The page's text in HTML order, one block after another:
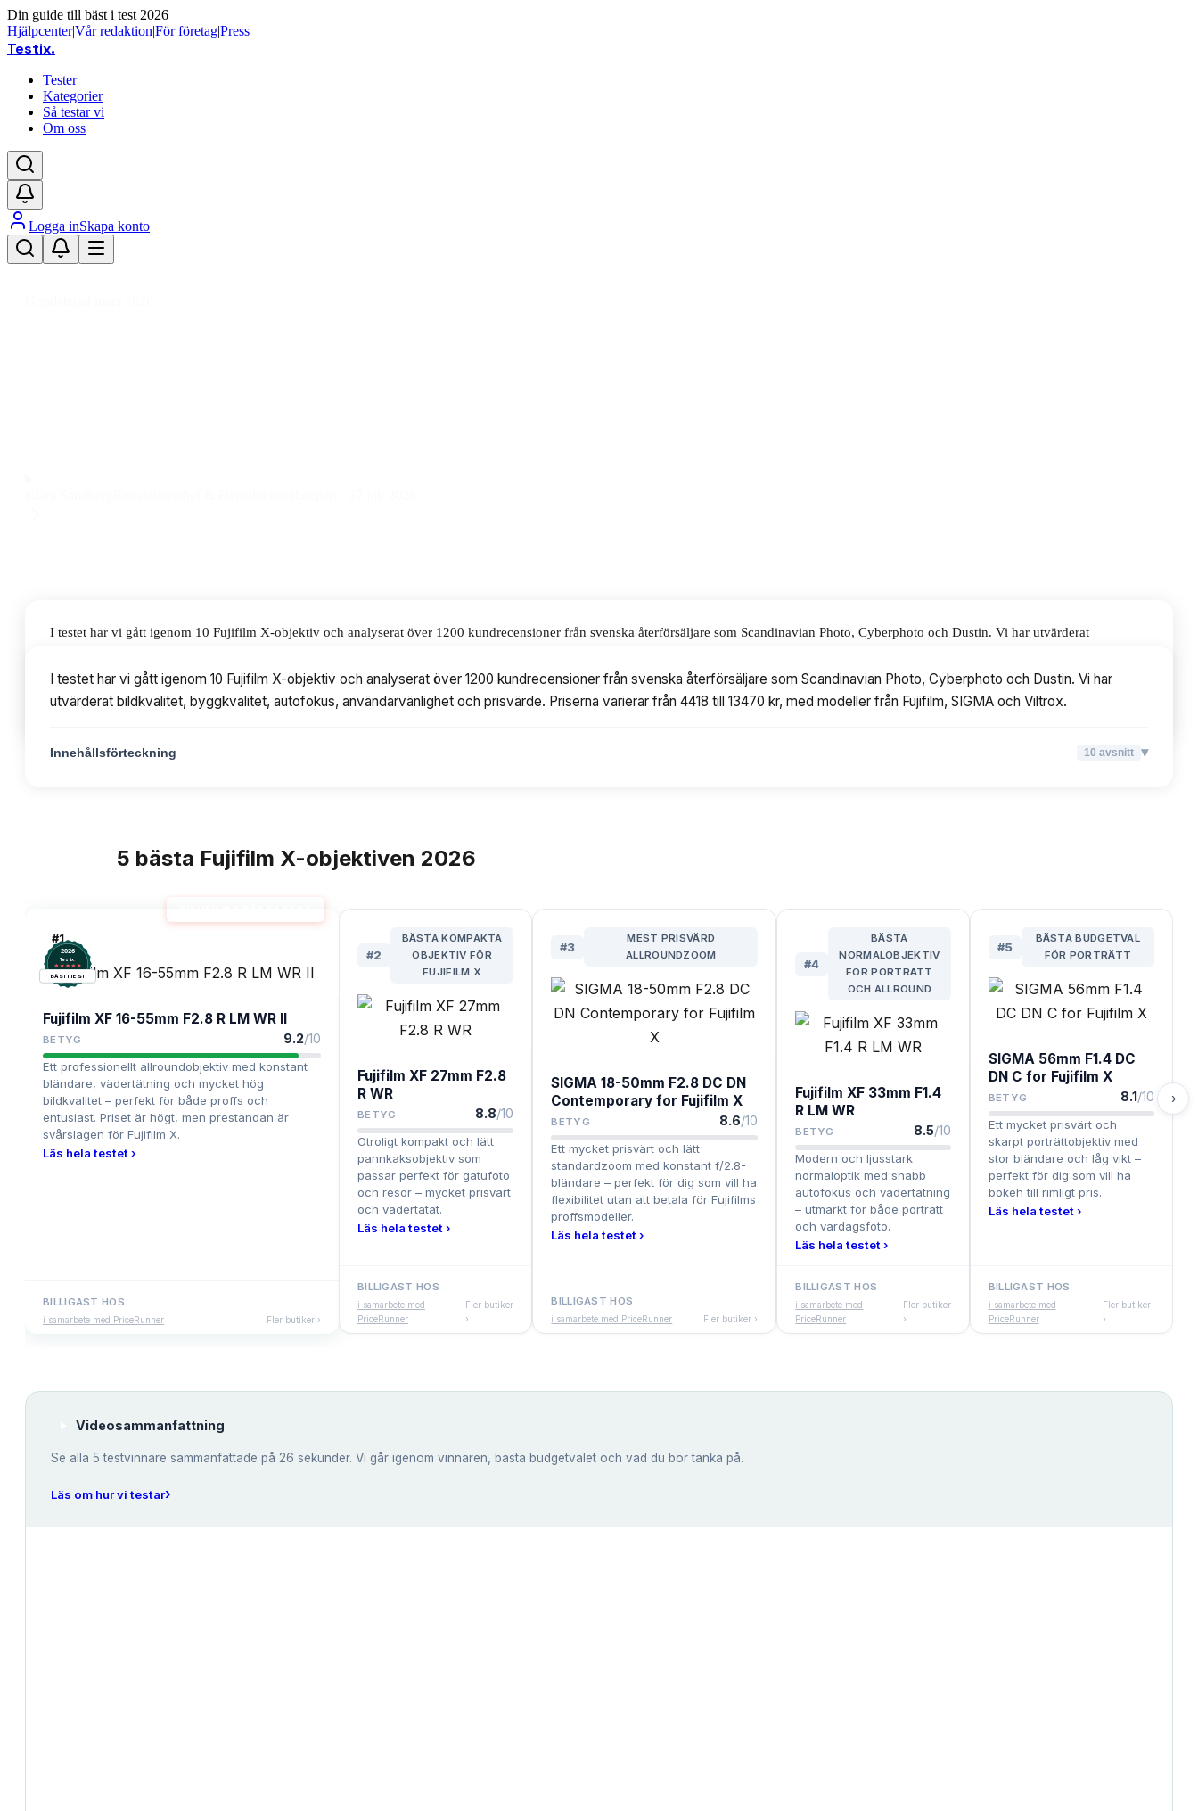
Din guide till bäst i test 2026
Hjälpcenter|Vår redaktion|För företag|Press
Testix.
Tester
Kategorier
Så testar vi
Om oss
Logga inSkapa konto
I testet har vi gått igenom 10 Fujifilm X-objektiv och analyserat över 1200 kundrecensioner från svenska återförsäljare som Scandinavian Photo, Cyberphoto och Dustin. Vi har utvärderat
Innehållsförteckning
I testet har vi gått igenom 10 Fujifilm X-objektiv och analyserat över 1200 kundrecensioner från svenska återförsäljare som Scandinavian Photo, Cyberphoto och Dustin. Vi har
utvärderat bildkvalitet, byggkvalitet, autofokus, användarvänlighet och prisvärde. Priserna varierar från 4418 till 13470 kr, med modeller från Fujifilm, SIGMA och Viltrox.
Innehållsförteckning 10 avsnitt ▾
5 bästa Fujifilm X-objektiven 2026
#1
2026
Testix.
BÄST I TEST
Fujifilm XF 16-55mm F2.8 R LM WR II
BETYG 9.2/10
Ett professionellt allroundobjektiv med konstant
bländare, vädertätning och mycket hög
bildkvalitet – perfekt för både proffs och
entusiast. Priset är högt, men prestandan är
svårslagen för Fujifilm X.
Läs hela testet ›
BILLIGAST HOS
i samarbete med PriceRunner Fler butiker ›
#2
BÄSTA KOMPAKTA
OBJEKTIV FÖR
FUJIFILM X
Fujifilm XF 27mm F2.8
R WR
BETYG 8.8/10
Otroligt kompakt och lätt
pannkaksobjektiv som
passar perfekt för gatufoto
och resor – mycket prisvärt
och vädertätat.
Läs hela testet ›
BILLIGAST HOS
i samarbete med
PriceRunner
Fler butiker
›
#3
MEST PRISVÄRD
ALLROUNDZOOM
SIGMA 18-50mm F2.8 DC DN
Contemporary for Fujifilm X
BETYG 8.6/10
Ett mycket prisvärt och lätt
standardzoom med konstant f/2.8-
bländare – perfekt för dig som vill ha
flexibilitet utan att betala för Fujifilms
proffsmodeller.
Läs hela testet ›
BILLIGAST HOS
i samarbete med PriceRunner Fler butiker ›
#4
BÄSTA
NORMALOBJEKTIV
FÖR PORTRÄTT
OCH ALLROUND
Fujifilm XF 33mm F1.4
R LM WR
BETYG 8.5/10
Modern och ljusstark
normaloptik med snabb
autofokus och vädertätning
– utmärkt för både porträtt
och vardagsfoto.
Läs hela testet ›
BILLIGAST HOS
i samarbete med
PriceRunner
Fler butiker
›
#5
BÄSTA BUDGETVAL
FÖR PORTRÄTT
SIGMA 56mm F1.4 DC
DN C for Fujifilm X
BETYG 8.1/10
Ett mycket prisvärt och
skarpt porträttobjektiv med
stor bländare och låg vikt –
perfekt för dig som vill ha
bokeh till rimligt pris.
Läs hela testet ›
BILLIGAST HOS
i samarbete med
PriceRunner
Fler butiker
›
›
Videosammanfattning
Se alla 5 testvinnare sammanfattade på 26 sekunder. Vi går igenom vinnaren, bästa budgetvalet och vad du bör tänka på.
Läs om hur vi testar›